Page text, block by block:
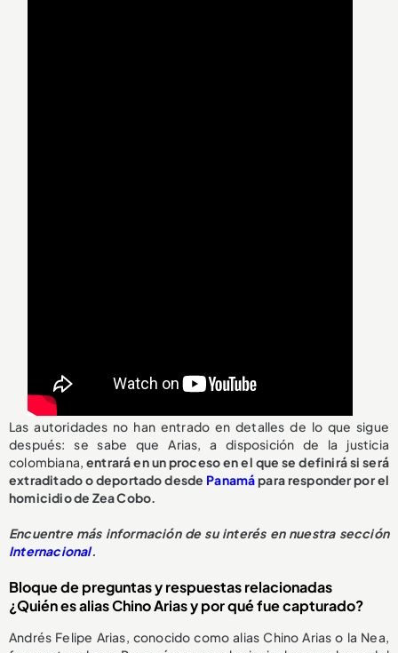
Las autoridades no han entrado en detalles de lo que sigue
después: se sabe que Arias, a disposición de la justicia
colombiana,entrará en un proceso en el que se definirá si será
extraditado o deportado desde Panamápara responder por el
homicidio de Zea Cobo.
Encuentre más información de su interés en nuestra sección
Internacional.
Bloque de preguntas y respuestas relacionadas
¿Quién es alias Chino Arias y por qué fue capturado?
Andrés Felipe Arias, conocido como alias Chino Arias o la Nea,